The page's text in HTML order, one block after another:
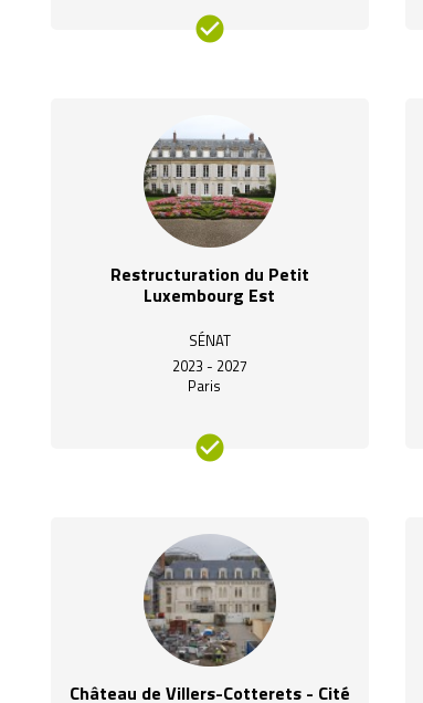
Restructuration du Petit
Luxembourg Est
SÉNAT
2023 - 2027
Paris
Château de Villers-Cotterets - Cité